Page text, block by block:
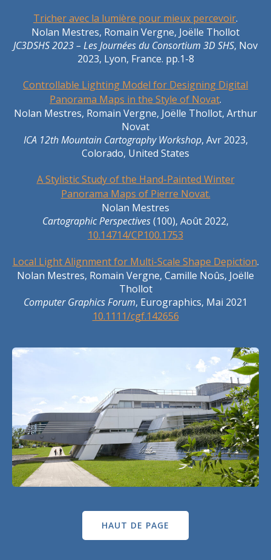
Tricher avec la lumière pour mieux percevoir.
Nolan Mestres, Romain Vergne, Joëlle Thollot
JC3DSHS 2023 – Les Journées du Consortium 3D SHS, Nov
2023, Lyon, France. pp.1-8
Controllable Lighting Model for Designing Digital
Panorama Maps in the Style of Novat.
Nolan Mestres, Romain Vergne, Joëlle Thollot, Arthur
Novat
ICA 12th Mountain Cartography Workshop, Avr 2023,
Colorado, United States
A Stylistic Study of the Hand-Painted Winter
Panorama Maps of Pierre Novat.
Nolan Mestres
Cartographic Perspectives(100), Août 2022,
10.14714/CP100.1753
Local Light Alignment for Multi-Scale Shape Depiction.
Nolan Mestres, Romain Vergne, Camille Noûs, Joëlle
Thollot
Computer Graphics Forum, Eurographics, Mai 2021
10.1111/cgf.142656
HAUT DE PAGE